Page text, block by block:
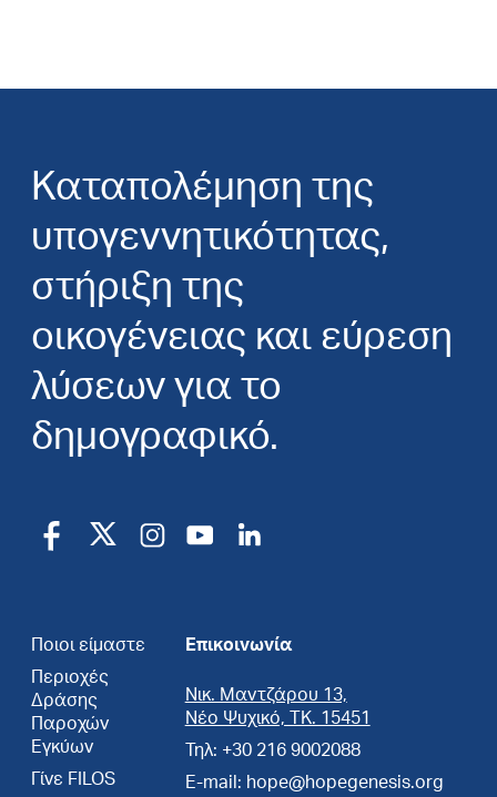
Καταπολέμηση της
υπογεννητικότητας,
στήριξη της
οικογένειας και εύρεση
λύσεων για το
δημογραφικό.
Ποιοι είμαστε
Περιοχές
Δράσης
Παροχών
Εγκύων
Γίνε FILOS
Επικοινωνία
Νικ. Μαντζάρου 13,
Νέο Ψυχικό, ΤΚ. 15451
Τηλ: +30 216 9002088
E-mail: hope@hopegenesis.org